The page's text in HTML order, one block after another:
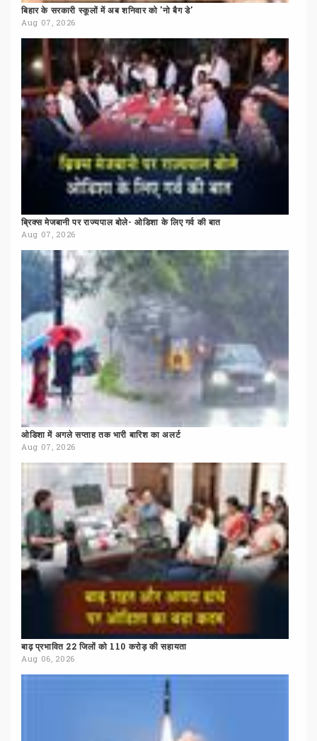
बिहार के सरकारी स्कूलों में अब शनिवार को 'नो बैग डे'
Aug 07, 2026
ब्रिक्स मेजबानी पर राज्यपाल बोले- ओडिशा के लिए गर्व की बात
Aug 07, 2026
ओडिशा में अगले सप्ताह तक भारी बारिश का अलर्ट
Aug 07, 2026
बाढ़ प्रभावित 22 जिलों को 110 करोड़ की सहायता
Aug 06, 2026